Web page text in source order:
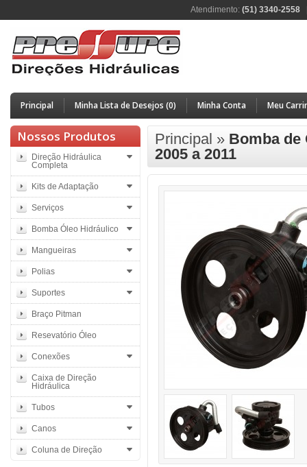
Atendimento: (51) 3340-
Principal Minha Lista de Desejos (0) Minha Conta Meu
Nossos Produtos
Direção Hidráulica
Completa
Kits de Adaptação
Serviços
Bomba Óleo Hidráulico
Mangueiras
Polias
Suportes
Braço Pitman
Resevatório Óleo
Conexões
Caixa de Direção
Hidráulica
Tubos
Canos
Coluna de Direção
Principal » Bomba de
2005 a 2011